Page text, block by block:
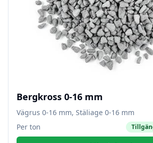
Bergkross 0-16 mm
Vägrus 0-16 mm, Stäliage 0-16 mm
Per ton